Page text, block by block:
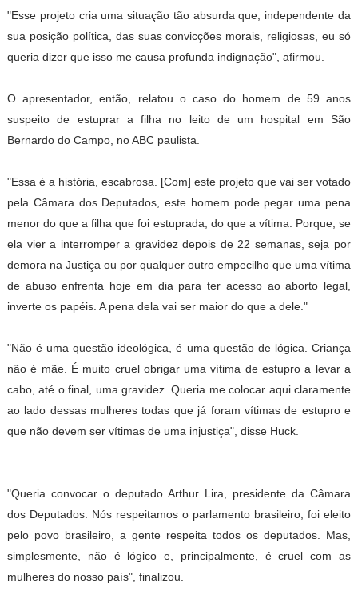
"Esse projeto cria uma situação tão absurda que, independente da
sua posição política, das suas convicções morais, religiosas, eu só
queria dizer que isso me causa profunda indignação", afirmou.
O apresentador, então, relatou o caso do homem de 59 anos
suspeito de estuprar a filha no leito de um hospital em São
Bernardo do Campo, no ABC paulista.
"Essa é a história, escabrosa. [Com] este projeto que vai ser votado
pela Câmara dos Deputados, este homem pode pegar uma pena
menor do que a filha que foi estuprada, do que a vítima. Porque, se
ela vier a interromper a gravidez depois de 22 semanas, seja por
demora na Justiça ou por qualquer outro empecilho que uma vítima
de abuso enfrenta hoje em dia para ter acesso ao aborto legal,
inverte os papéis. A pena dela vai ser maior do que a dele."
"Não é uma questão ideológica, é uma questão de lógica. Criança
não é mãe. É muito cruel obrigar uma vítima de estupro a levar a
cabo, até o final, uma gravidez. Queria me colocar aqui claramente
ao lado dessas mulheres todas que já foram vítimas de estupro e
que não devem ser vítimas de uma injustiça", disse Huck.
"Queria convocar o deputado Arthur Lira, presidente da Câmara
dos Deputados. Nós respeitamos o parlamento brasileiro, foi eleito
pelo povo brasileiro, a gente respeita todos os deputados. Mas,
simplesmente, não é lógico e, principalmente, é cruel com as
mulheres do nosso país", finalizou.